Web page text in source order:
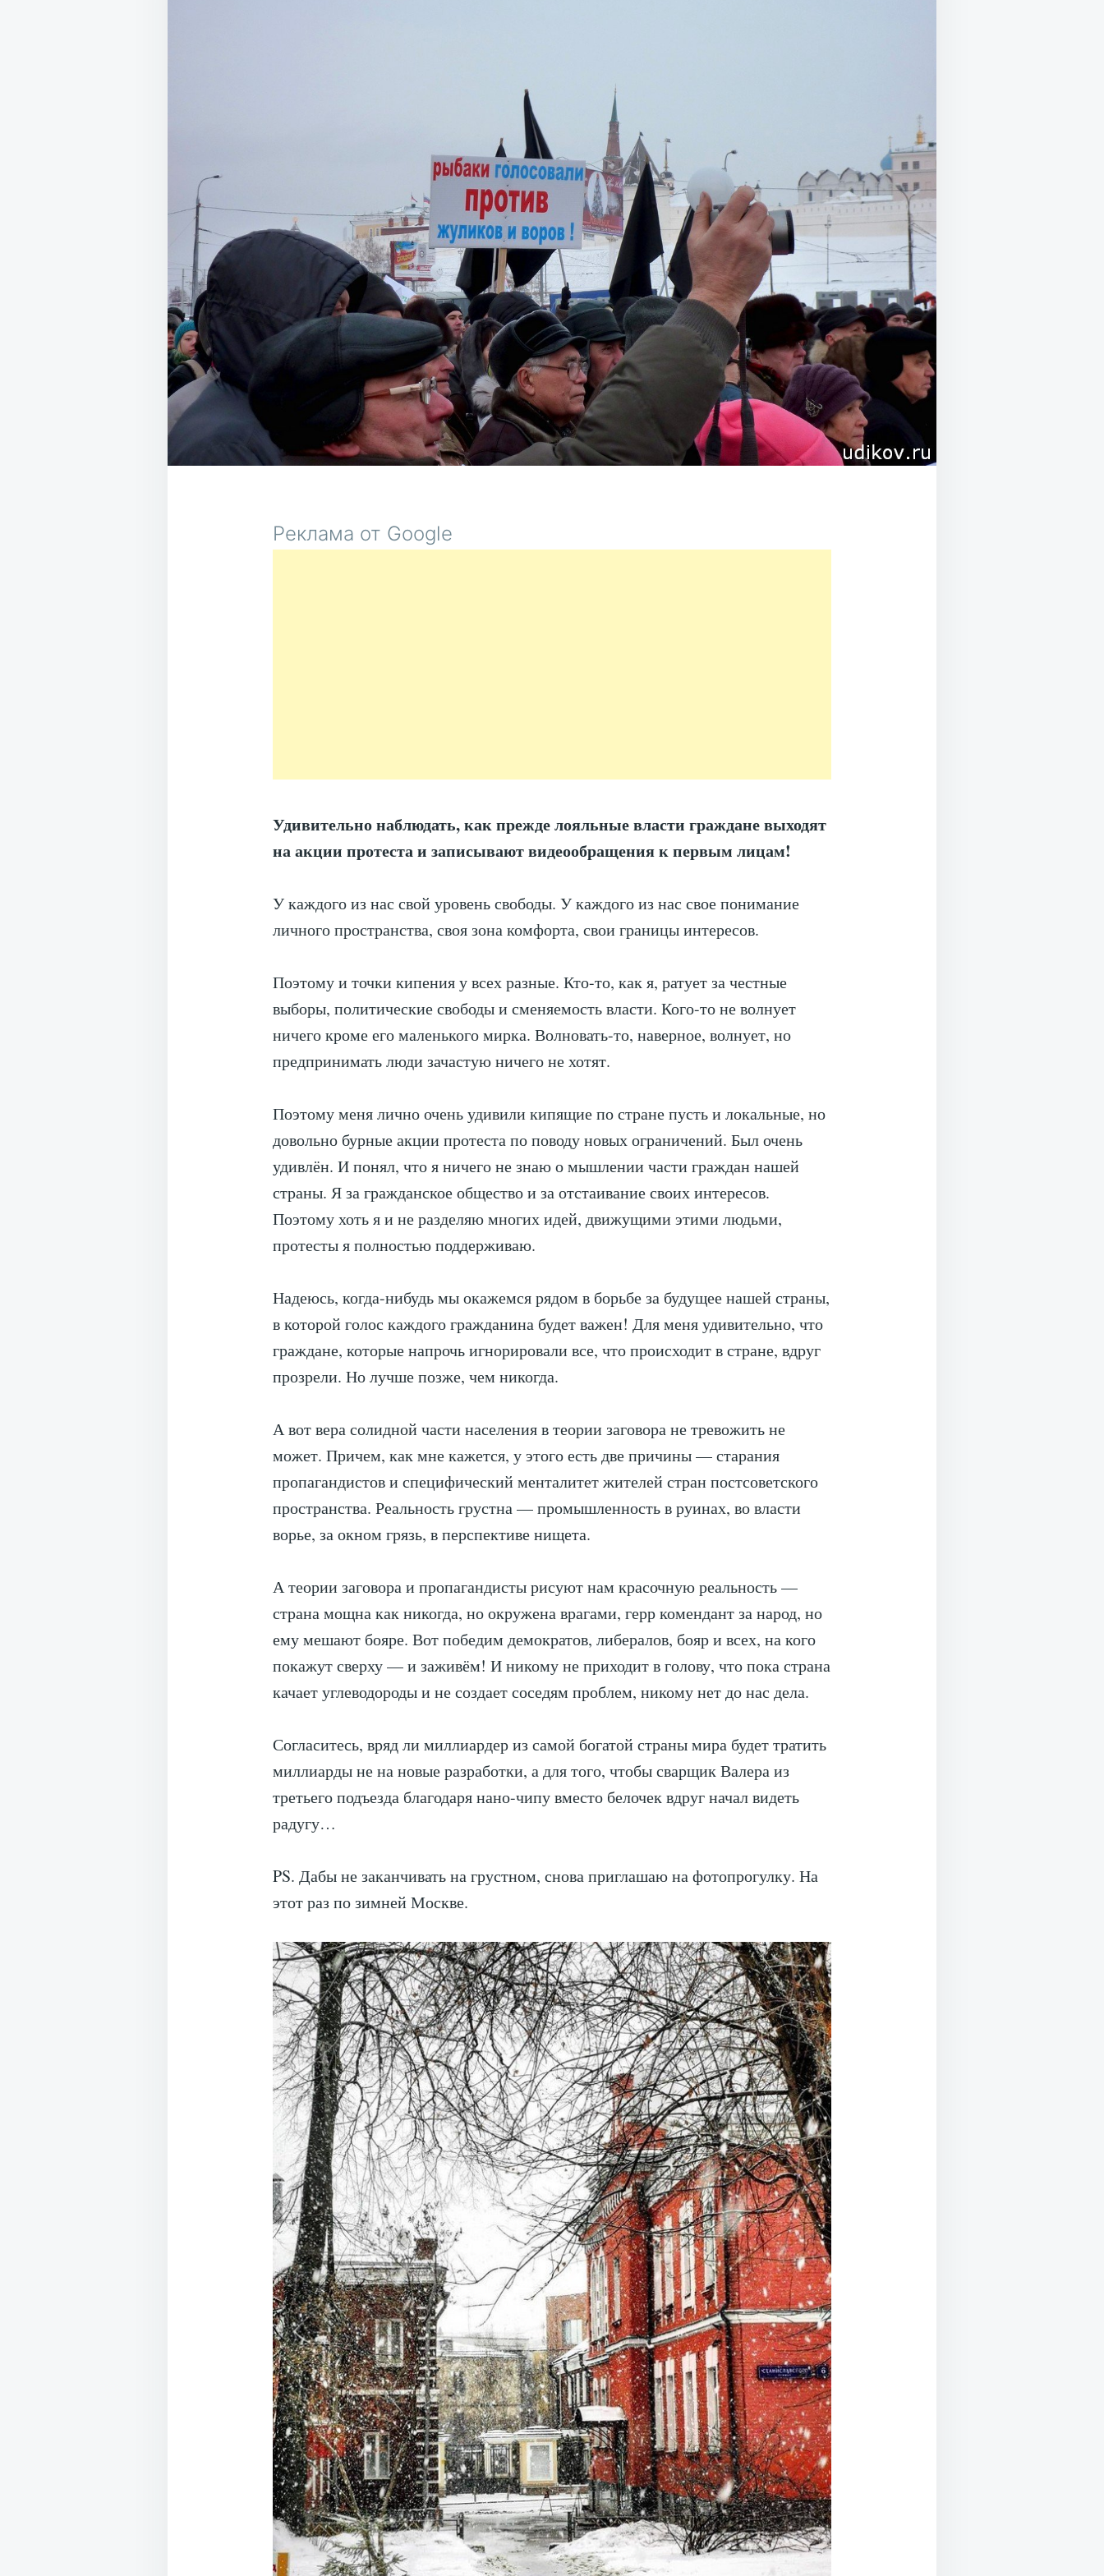
Реклама от Google
Удивительно наблюдать, как прежде лояльные власти граждане выходят
на акции протеста и записывают видеообращения к первым лицам!
У каждого из нас свой уровень свободы. У каждого из нас свое понимание
личного пространства, своя зона комфорта, свои границы интересов.
Поэтому и точки кипения у всех разные. Кто-то, как я, ратует за честные
выборы, политические свободы и сменяемость власти. Кого-то не волнует
ничего кроме его маленького мирка. Волновать-то, наверное, волнует, но
предпринимать люди зачастую ничего не хотят.
Поэтому меня лично очень удивили кипящие по стране пусть и локальные, но
довольно бурные акции протеста по поводу новых ограничений. Был очень
удивлён. И понял, что я ничего не знаю о мышлении части граждан нашей
страны. Я за гражданское общество и за отстаивание своих интересов.
Поэтому хоть я и не разделяю многих идей, движущими этими людьми,
протесты я полностью поддерживаю.
Надеюсь, когда-нибудь мы окажемся рядом в борьбе за будущее нашей страны,
в которой голос каждого гражданина будет важен! Для меня удивительно, что
граждане, которые напрочь игнорировали все, что происходит в стране, вдруг
прозрели. Но лучше позже, чем никогда.
А вот вера солидной части населения в теории заговора не тревожить не
может. Причем, как мне кажется, у этого есть две причины — старания
пропагандистов и специфический менталитет жителей стран постсоветского
пространства. Реальность грустна — промышленность в руинах, во власти
ворье, за окном грязь, в перспективе нищета.
А теории заговора и пропагандисты рисуют нам красочную реальность —
страна мощна как никогда, но окружена врагами, герр комендант за народ, но
ему мешают бояре. Вот победим демократов, либералов, бояр и всех, на кого
покажут сверху — и заживём! И никому не приходит в голову, что пока страна
качает углеводороды и не создает соседям проблем, никому нет до нас дела.
Согласитесь, вряд ли миллиардер из самой богатой страны мира будет тратить
миллиарды не на новые разработки, а для того, чтобы сварщик Валера из
третьего подъезда благодаря нано-чипу вместо белочек вдруг начал видеть
радугу…
PS. Дабы не заканчивать на грустном, снова приглашаю на фотопрогулку. На
этот раз по зимней Москве.